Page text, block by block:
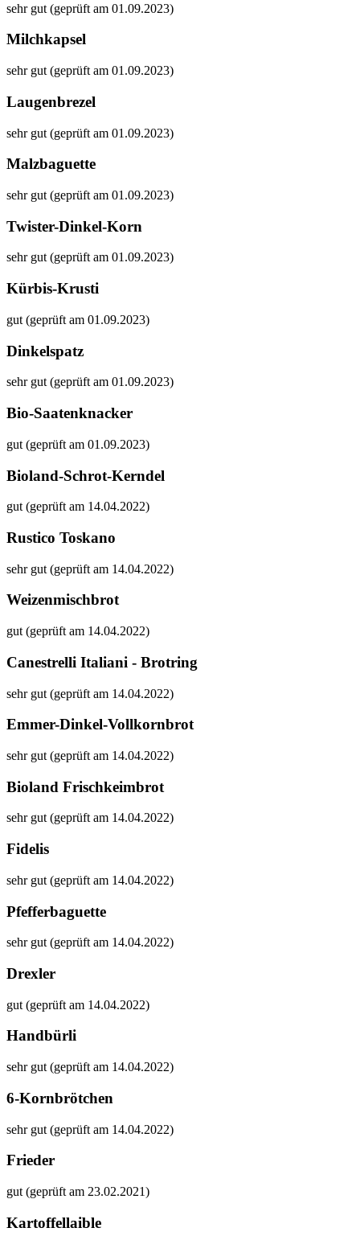
sehr gut (geprüft am 01.09.2023)
Milchkapsel
sehr gut (geprüft am 01.09.2023)
Laugenbrezel
sehr gut (geprüft am 01.09.2023)
Malzbaguette
sehr gut (geprüft am 01.09.2023)
Twister-Dinkel-Korn
sehr gut (geprüft am 01.09.2023)
Kürbis-Krusti
gut (geprüft am 01.09.2023)
Dinkelspatz
sehr gut (geprüft am 01.09.2023)
Bio-Saatenknacker
gut (geprüft am 01.09.2023)
Bioland-Schrot-Kerndel
gut (geprüft am 14.04.2022)
Rustico Toskano
sehr gut (geprüft am 14.04.2022)
Weizenmischbrot
gut (geprüft am 14.04.2022)
Canestrelli Italiani - Brotring
sehr gut (geprüft am 14.04.2022)
Emmer-Dinkel-Vollkornbrot
sehr gut (geprüft am 14.04.2022)
Bioland Frischkeimbrot
sehr gut (geprüft am 14.04.2022)
Fidelis
sehr gut (geprüft am 14.04.2022)
Pfefferbaguette
sehr gut (geprüft am 14.04.2022)
Drexler
gut (geprüft am 14.04.2022)
Handbürli
sehr gut (geprüft am 14.04.2022)
6-Kornbrötchen
sehr gut (geprüft am 14.04.2022)
Frieder
gut (geprüft am 23.02.2021)
Kartoffellaible